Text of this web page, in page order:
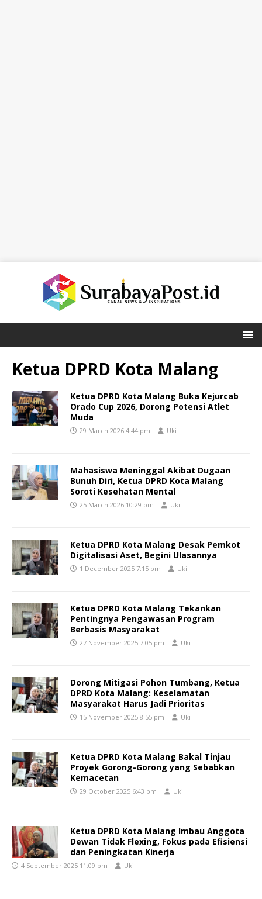
Ketua DPRD Kota Malang
Ketua DPRD Kota Malang Buka Kejurcab
Orado Cup 2026, Dorong Potensi Atlet
Muda
29 March 2026 4:44 pm Uki
Mahasiswa Meninggal Akibat Dugaan
Bunuh Diri, Ketua DPRD Kota Malang
Soroti Kesehatan Mental
25 March 2026 10:29 pm Uki
Ketua DPRD Kota Malang Desak Pemkot
Digitalisasi Aset, Begini Ulasannya
1 December 2025 7:15 pm Uki
Ketua DPRD Kota Malang Tekankan
Pentingnya Pengawasan Program
Berbasis Masyarakat
27 November 2025 7:05 pm Uki
Dorong Mitigasi Pohon Tumbang, Ketua
DPRD Kota Malang: Keselamatan
Masyarakat Harus Jadi Prioritas
15 November 2025 8:55 pm Uki
Ketua DPRD Kota Malang Bakal Tinjau
Proyek Gorong-Gorong yang Sebabkan
Kemacetan
29 October 2025 6:43 pm Uki
Ketua DPRD Kota Malang Imbau Anggota
Dewan Tidak Flexing, Fokus pada Efisiensi
dan Peningkatan Kinerja
4 September 2025 11:09 pm Uki